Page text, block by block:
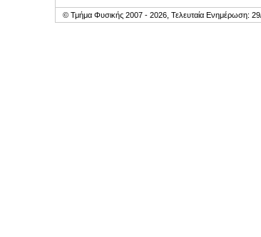
© Τμήμα Φυσικής 2007 - 2026, Τελευταία Ενημέρωση: